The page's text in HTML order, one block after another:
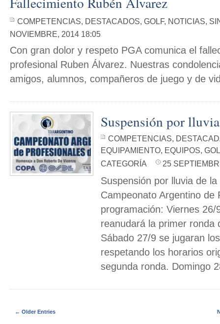
COMPETENCIAS, DESTACADOS, GOLF, NOTICIAS,
NOVIEMBRE, 2014 18:05
Con gran dolor y respeto PGA comunica el
profesional Ruben Álvarez. Nuestras
amigos, alumnos, compañeros de juego y de
Suspensión por lluvia
COMPETENCIAS,
EQUIPAMIENTO, EQUIPOS,
CATEGORÍA
25
Suspensión por lluvia de
Campeonato Argentino de
programación: Viernes
reanudará la primer ronda
Sábado 27/9 se jugaran
respetando los horarios
segunda ronda. Domingo
← Older Entries